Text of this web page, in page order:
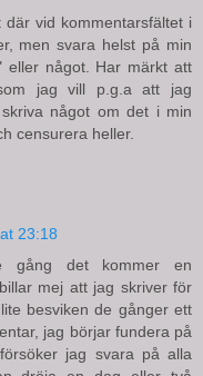
vid kommentarsfältet i
men svara helst på min
eller något. Har märkt att
jag vill p.g.a att jag
något om det i min
censurera heller.
23:18
gång det kommer en
mej att jag skriver för
besviken de gånger ett
jag börjar fundera på
jag svara på alla